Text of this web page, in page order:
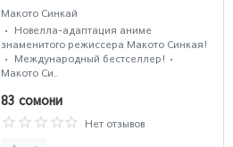
Макото Синкай
• Новелла-адаптация аниме
знаменитого режиссера Макото Синкая!
• Международный бестселлер!•
Макото Си..
83 сомони
Нет отзывов